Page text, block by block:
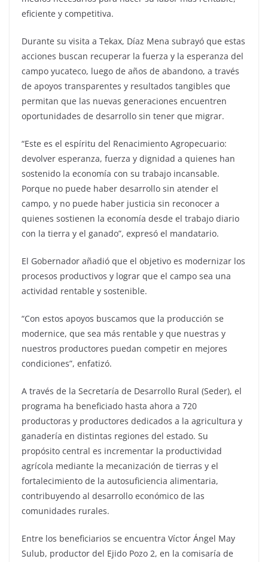
eficiente y competitiva.
Durante su visita a Tekax, Díaz Mena subrayó que estas
acciones buscan recuperar la fuerza y la esperanza del
campo yucateco, luego de años de abandono, a través
de apoyos transparentes y resultados tangibles que
permitan que las nuevas generaciones encuentren
oportunidades de desarrollo sin tener que migrar.
“Este es el espíritu del Renacimiento Agropecuario:
devolver esperanza, fuerza y dignidad a quienes han
sostenido la economía con su trabajo incansable.
Porque no puede haber desarrollo sin atender el
campo, y no puede haber justicia sin reconocer a
quienes sostienen la economía desde el trabajo diario
con la tierra y el ganado”, expresó el mandatario.
El Gobernador añadió que el objetivo es modernizar los
procesos productivos y lograr que el campo sea una
actividad rentable y sostenible.
“Con estos apoyos buscamos que la producción se
modernice, que sea más rentable y que nuestras y
nuestros productores puedan competir en mejores
condiciones”, enfatizó.
A través de la Secretaría de Desarrollo Rural (Seder), el
programa ha beneficiado hasta ahora a 720
productoras y productores dedicados a la agricultura y
ganadería en distintas regiones del estado. Su
propósito central es incrementar la productividad
agrícola mediante la mecanización de tierras y el
fortalecimiento de la autosuficiencia alimentaria,
contribuyendo al desarrollo económico de las
comunidades rurales.
Entre los beneficiarios se encuentra Víctor Ángel May
Sulub, productor del Ejido Pozo 2, en la comisaría de